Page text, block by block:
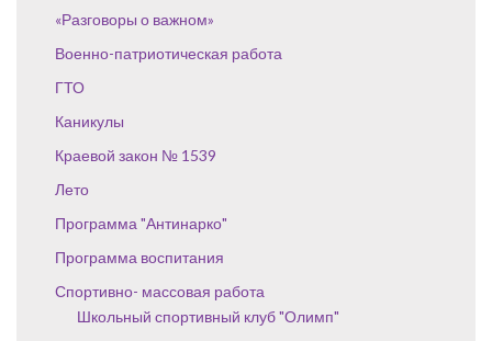
«Разговоры о важном»
Военно-патриотическая работа
ГТО
Каникулы
Краевой закон № 1539
Лето
Программа "Антинарко"
Программа воспитания
Спортивно- массовая работа
Школьный спортивный клуб "Олимп"